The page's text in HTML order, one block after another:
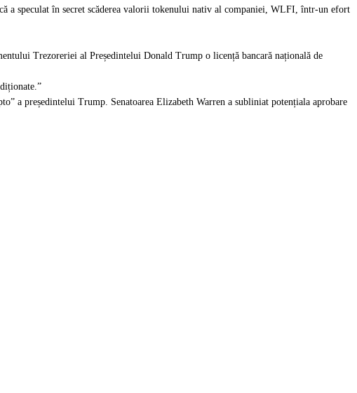
a speculat în secret scăderea valorii tokenului nativ al companiei, WLFI, într-un efort
Trezoreriei al Președintelui Donald Trump o licență bancară națională de
a președintelui Trump. Senatoarea Elizabeth Warren a subliniat potențiala aprobare